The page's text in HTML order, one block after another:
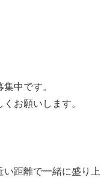
中です。
お願いします。
い距離で一緒に盛り上